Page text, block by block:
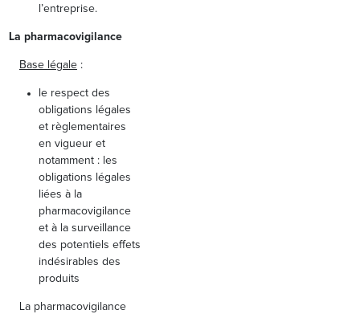
l’entreprise.
La pharmacovigilance
Base légale:
le respect des
obligations légales
et règlementaires
en vigueur et
notamment : les
obligations légales
liées à la
pharmacovigilance
et à la surveillance
des potentiels effets
indésirables des
produits
La pharmacovigilance